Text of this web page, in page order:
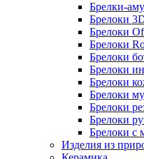
Брелки-
Брелоки
Брелоки
Брелоки
Брелоки
Брелоки
Брелоки
Брелоки
Брелоки
Брелоки
Брелоки с
Изделия из